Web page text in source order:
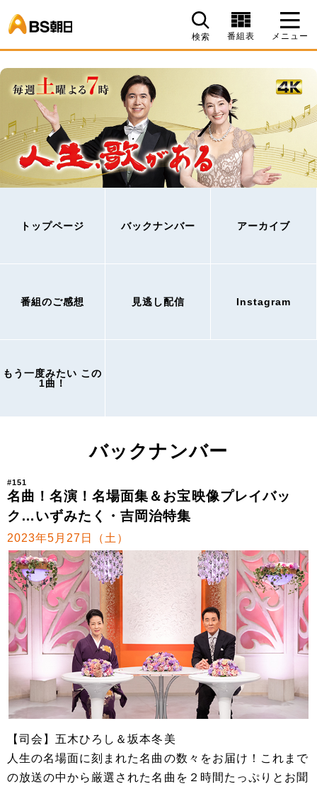
検索 番組表 メニュー
トップページ バックナンバー アーカイブ
番組のご感想 見逃し配信 Instagram
もう一度みたい この
1曲！
バックナンバー
#151
名曲！名演！名場面集＆お宝映像プレイバッ
ク…いずみたく・吉岡治特集
2023年5月27日（土）
【司会】五木ひろし＆坂本冬美
人生の名場面に刻まれた名曲の数々をお届け！これまで
の放送の中から厳選された名曲を２時間たっぷりとお聞